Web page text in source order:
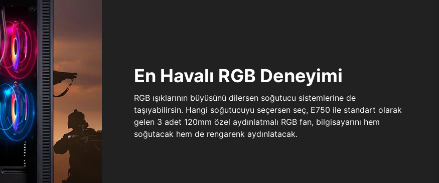
En Havalı RGB Deneyimi
RGB ışıklarının büyüsünü dilersen soğutucu sistemlerine de
taşıyabilirsin. Hangi soğutucuyu seçersen seç, E750 ile standart olarak
gelen 3 adet 120mm özel aydınlatmalı RGB fan, bilgisayarını hem
soğutacak hem de rengarenk aydınlatacak.